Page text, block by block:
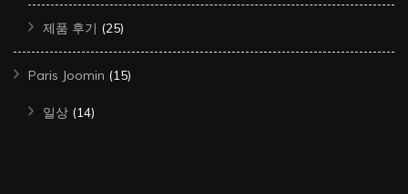
제품 후기 (25)
Paris Joomin (15)
일상 (14)